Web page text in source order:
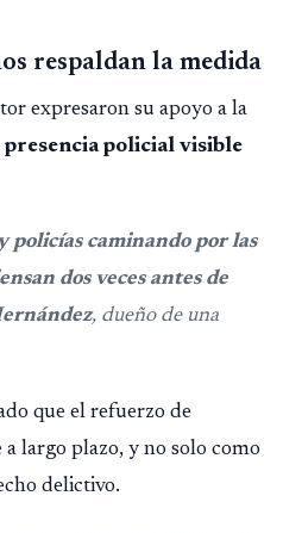
respaldan la medida
expresaron su apoyo a la
presencia policial visible
policías caminando por las
dos veces antes de
, dueño de una
que el refuerzo de
largo plazo, y no solo como
delictivo.